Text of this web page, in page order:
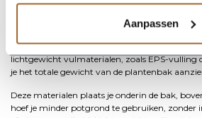
Aanpassen
Gewicht verminderen van je
dakterrassen of balkons is dit een belangrijk
lichtgewicht vulmaterialen, zoals EPS-vulling
je het totale gewicht van de plantenbak
Deze materialen plaats je onderin de bak,
hoef je minder potgrond te gebruiken, zonder